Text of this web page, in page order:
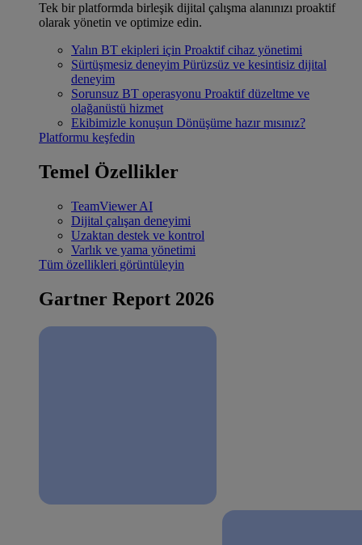
Tek bir platformda birleşik dijital çalışma alanınızı proaktif
olarak yönetin ve optimize edin.
Yalın BT ekipleri için Proaktif cihaz yönetimi
Sürtüşmesiz deneyim Pürüzsüz ve kesintisiz dijital
deneyim
Sorunsuz BT operasyonu Proaktif düzeltme ve
olağanüstü hizmet
Ekibimizle konuşun Dönüşüme hazır mısınız?
Platformu keşfedin
Temel Özellikler
TeamViewer AI
Dijital çalışan deneyimi
Uzaktan destek ve kontrol
Varlık ve yama yönetimi
Tüm özellikleri görüntüleyin
Gartner Report 2026